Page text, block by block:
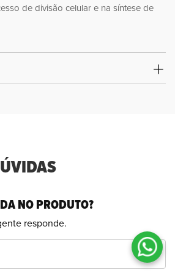
de divisão celular e na síntese de
NO PRODUTO?
responde.